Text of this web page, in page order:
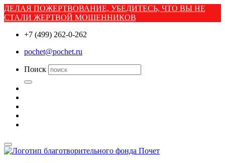
ДЕЛАЯ ПОЖЕРТВОВАНИЕ, УБЕДИТЕСЬ, ЧТО ВЫ НЕ
СТАЛИ ЖЕРТВОЙ МОШЕННИКОВ
+7 (499) 262-0-262
pochet@pochet.ru
Поиск